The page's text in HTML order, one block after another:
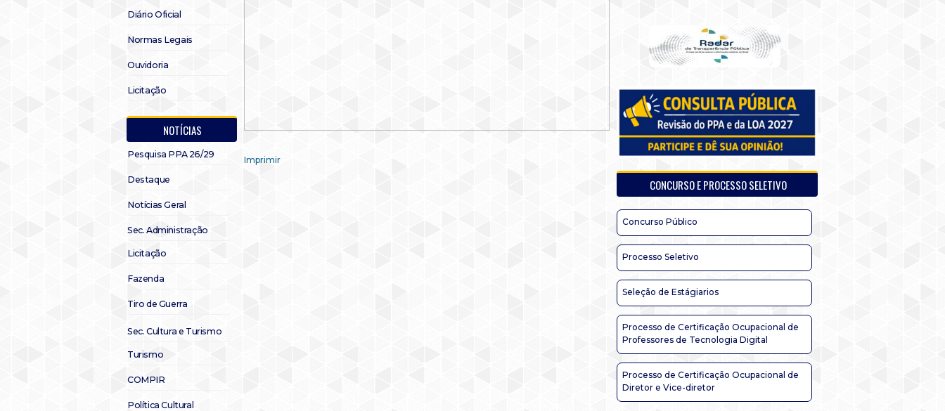
Diário Oficial
Normas Legais
Ouvidoria
Licitação
NOTÍCIAS
Pesquisa PPA 26/29
Destaque
Notícias Geral
Sec. Administração
Licitação
Fazenda
Tiro de Guerra
Sec. Cultura e Turismo
Turismo
COMPIR
Política Cultural
Imprimir
CONCURSO E PROCESSO SELETIVO
Concurso Público
Processo Seletivo
Seleção de Estágiarios
Processo de Certificação Ocupacional de
Professores de Tecnologia Digital
Processo de Certificação Ocupacional de
Diretor e Vice-diretor